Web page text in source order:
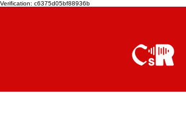
Verification: c6375d05bf88936b